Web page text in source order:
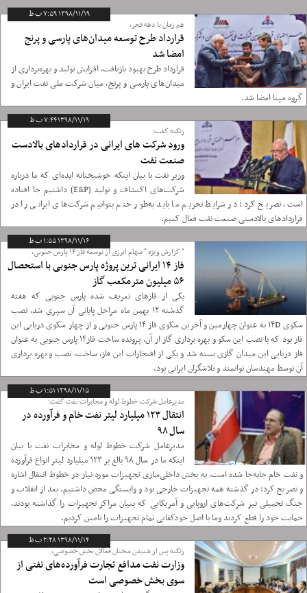
هم زمان با دهه فجر،
قرارداد طرح توسعه میدان‌های پارسی و پرنج
امضا شد
قرارداد طرح بهبود بازیافت، افزایش تولید و بهره‌برداری از
میدان‌های پارسی و پرنج، میان شرکت ملی نفت ایران و
گروه مپنا امضا شد.
۱۳۹۸/۱۱/۱۹ ۷:۵۹ ب ظ
زنگنه گفت:
ورود شرکت های ایرانی در قراردادهای بالادست
صنعت نفت
وزیر نفت با بیان اینکه خوشبختانه ایده‌ای که ما درباره
شرکت‌های اکتشاف و تولید (E&P) داشتیم جا افتاده
است، تصریح کرد: در شرایط تحریم ما باید به‌طور حتم بتوانیم شرکت‌های ایرانی را در
قراردادهای بالادستی صنعت نفت فعال کنیم.
۱۳۹۸/۱۱/۱۹ ۷:۴۴ ب ظ
" گزارش ویژه " سهام انرژی از توسعه فاز ۱۴ پارس جنوبی،
فاز ۱۴ ایرانی ترین پروژه پارس جنوبی با استحصال
۵۶ میلیون مترمکعب گاز
یکی از فازهای تعریف شده پارس جنوبی که هفته
گذشته ۱۲ بهمن ماه مراحل پایانی آن سپری شد، نصب
سکوی ۱۴D به عنوان چهارمین و آخرین سکوی فاز ۱۴ پارس جنوبی و از چهار سکوی دریایی این
فاز بود که با نصب این سکو و بهره برداری گاز از آن، پرونده ساخت فاز۱۴ پارس جنوبی به عنوان
فاز دریایی این میدان گازی بسته شد و یکی از افتخارات این فاز، ساخت، نصب و بهره برداری
آن توسط مهندسان توانمند و تلاشگران ایرانی بود.
۱۳۹۸/۱۱/۱۶ ۱:۵۵ ب ظ
مدیرعامل شرکت خطوط لوله و مخابرات نفت گفت:
انتقال ۱۲۳ میلیارد لیتر نفت خام و فرآورده در
سال ۹۸
مدیرعامل شرکت خطوط لوله و مخابرات نفت با بیان
اینکه ما در سال ۹۸ بالغ بر ۱۲۳ میلیارد لیتر انواع فرآورده
و نفت خام جابه‌جا شده است، به بخش داخلی‌سازی تجهیزات مورد نیاز در خطوط انتقال اشاره
و تصریح کرد: در گذشته همه تجهیزات خارجی بود و وابستگی محض داشتیم. بعد از انقلاب و
جنگ تحمیلی نیز شرکت‌های اروپایی و آمریکایی که بنیان مراکز تجهیزات را گذاشته بودند،
حمایت خود را قطع کردند وما با اصل خودکفایی تمام تجهیزات را تامین کردیم.
۱۳۹۸/۱۱/۱۵ ۱:۵۱ ب ظ
زنگنه پس از شنیدن سخنان فعالان بخش خصوصی،
وزارت نفت مدافع تجارت فرآورده‌های نفتی از
سوی بخش خصوصی است
۱۳۹۸/۱۱/۱۴ ۲:۲۸ ب ظ